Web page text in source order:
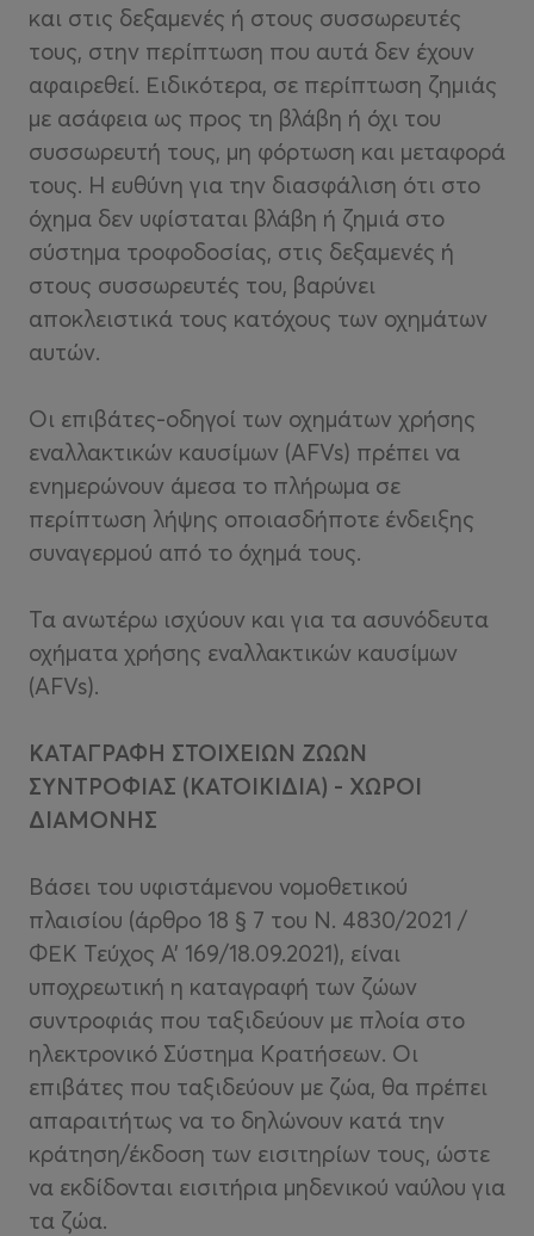
και στις δεξαμενές ή στους συσσωρευτές
τους, στην περίπτωση που αυτά δεν έχουν
αφαιρεθεί. Ειδικότερα, σε περίπτωση ζημιάς
με ασάφεια ως προς τη βλάβη ή όχι του
συσσωρευτή τους, μη φόρτωση και μεταφορά
τους. Η ευθύνη για την διασφάλιση ότι στο
όχημα δεν υφίσταται βλάβη ή ζημιά στο
σύστημα τροφοδοσίας, στις δεξαμενές ή
στους συσσωρευτές του, βαρύνει
αποκλειστικά τους κατόχους των οχημάτων
αυτών.
Οι επιβάτες-οδηγοί των οχημάτων χρήσης
εναλλακτικών καυσίμων (AFVs) πρέπει να
ενημερώνουν άμεσα το πλήρωμα σε
περίπτωση λήψης οποιασδήποτε ένδειξης
συναγερμού από το όχημά τους.
Τα ανωτέρω ισχύουν και για τα ασυνόδευτα
οχήματα χρήσης εναλλακτικών καυσίμων
(AFVs).
ΚΑΤΑΓΡΑΦΗ ΣΤΟΙΧΕΙΩΝ ΖΩΩΝ
ΣΥΝΤΡΟΦΙΑΣ (ΚΑΤΟΙΚΙΔΙΑ) - ΧΩΡΟΙ
ΔΙΑΜΟΝΗΣ
Βάσει του υφιστάμενου νομοθετικού
πλαισίου (άρθρο 18 ‌§ 7 του Ν. 4830/2021 /
ΦΕΚ Τεύχος A’ 169/18.09.2021), είναι
υποχρεωτική η καταγραφή των ζώων
συντροφιάς που ταξιδεύουν με πλοία στο
ηλεκτρονικό Σύστημα Κρατήσεων. Οι
επιβάτες που ταξιδεύουν με ζώα, θα πρέπει
απαραιτήτως να το δηλώνουν κατά την
κράτηση/έκδοση των εισιτηρίων τους, ώστε
να εκδίδονται εισιτήρια μηδενικού ναύλου για
τα ζώα.